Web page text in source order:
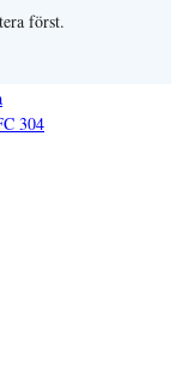
först.
304